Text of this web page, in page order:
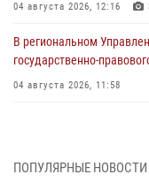
04 августа 2026, 12:16
В региональном
государственно-
04 августа 2026, 11:58
03 августа 2026, 17:21
ПОПУЛЯРНЫЕ НОВОСТИ